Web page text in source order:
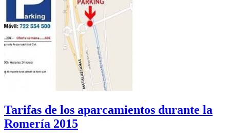
Tarifas de los aparcamientos durante la
Romería 2015